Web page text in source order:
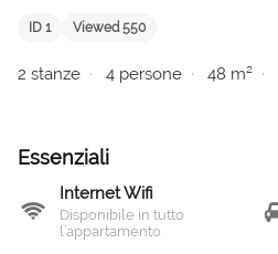
ID 1 Viewed 550
2 stanze 4 persone 48 m²
Essenziali
Internet Wifi
Disponibile in tutto
l’appartamento